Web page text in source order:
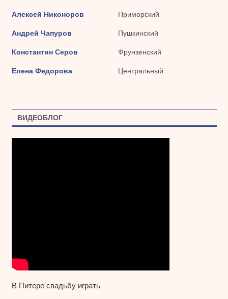
Алексей Никоноров Приморский
Андрей Чапуров Пушкинский
Константин Серов Фрунзенский
Елена Федорова Центральный
ВИДЕОБЛОГ
В Питере свадьбу играть